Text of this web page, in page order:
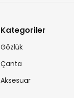
Kategoriler
Gözlük
Çanta
Aksesuar